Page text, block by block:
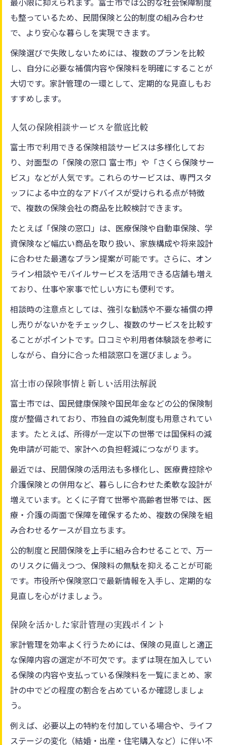
富士市の教育事情と保険選びのポイント
富士市ならではの保険減免制度を徹底解説
保険の減免制度を受けるための条件と手続
き
人気の軽減制度と保険のメリットを解説
国民健康保険減免のポイントと申請方法
保険減免申請の流れと注意点を押さえる
家計負担を減らすために知っておきたい保険制
度
保険を活用して家計負担を軽減するコツ
人気の保険制度を賢く利用するポイント
保険の見直しで月々の支出を抑える方法
保険制度と家計管理の賢い組み合わせ方
暮らしに役立つ保険の最新制度を紹介
将来のための保険活用術をこの機会に再確認
保険の見直しで将来の不安を解消する方法
人気の保険活用術で安心感をアップ
保険選びが将来設計に与える影響を考察
老後も安心できる保険活用の具体策
保険トレンドを押さえた賢い選択方法
も整っているため、民間保険と公的制度の組み合わせ
で、より安心な暮らしを実現できます。
保険選びで失敗しないためには、複数のプランを比較
し、自分に必要な補償内容や保険料を明確にすることが
大切です。家計管理の一環として、定期的な見直しもお
すすめします。
人気の保険相談サービスを徹底比較
富士市で利用できる保険相談サービスは多様化してお
り、対面型の「保険の窓口 富士市」や「さくら保険サー
ビス」などが人気です。これらのサービスは、専門スタ
ッフによる中立的なアドバイスが受けられる点が特徴
で、複数の保険会社の商品を比較検討できます。
たとえば「保険の窓口」は、医療保険や自動車保険、学
資保険など幅広い商品を取り扱い、家族構成や将来設計
に合わせた最適なプラン提案が可能です。さらに、オン
ライン相談やモバイルサービスを活用できる店舗も増え
ており、仕事や家事で忙しい方にも便利です。
相談時の注意点としては、強引な勧誘や不要な補償の押
し売りがないかをチェックし、複数のサービスを比較す
ることがポイントです。口コミや利用者体験談を参考に
しながら、自分に合った相談窓口を選びましょう。
富士市の保険事情と新しい活用法解説
富士市では、国民健康保険や国民年金などの公的保険制
度が整備されており、市独自の減免制度も用意されてい
ます。たとえば、所得が一定以下の世帯では国保料の減
免申請が可能で、家計への負担軽減につながります。
最近では、民間保険の活用法も多様化し、医療費控除や
介護保険との併用など、暮らしに合わせた柔軟な設計が
増えています。とくに子育て世帯や高齢者世帯では、医
療・介護の両面で保障を確保するため、複数の保険を組
み合わせるケースが目立ちます。
公的制度と民間保険を上手に組み合わせることで、万一
のリスクに備えつつ、保険料の無駄を抑えることが可能
です。市役所や保険窓口で最新情報を入手し、定期的な
見直しを心がけましょう。
保険を活かした家計管理の実践ポイント
家計管理を効率よく行うためには、保険の見直しと適正
な保障内容の選定が不可欠です。まずは現在加入してい
る保険の内容や支払っている保険料を一覧にまとめ、家
計の中でどの程度の割合を占めているか確認しましょ
う。
例えば、必要以上の特約を付加している場合や、ライフ
ステージの変化（結婚・出産・住宅購入など）に伴い不